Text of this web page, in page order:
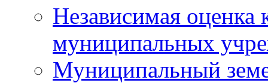
Независимая оценка
муниципальных
Муниципальный